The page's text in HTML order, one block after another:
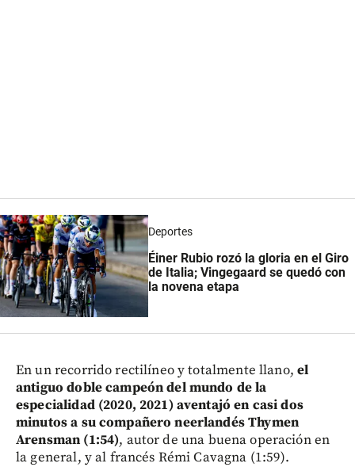
Deportes
Éiner Rubio rozó la gloria en el Giro
de Italia; Vingegaard se quedó con
la novena etapa
En un recorrido rectilíneo y totalmente llano, el
antiguo doble campeón del mundo de la
especialidad (2020, 2021) aventajó en casi dos
minutos a su compañero neerlandés Thymen
Arensman (1:54), autor de una buena operación en
la general, y al francés Rémi Cavagna (1:59).